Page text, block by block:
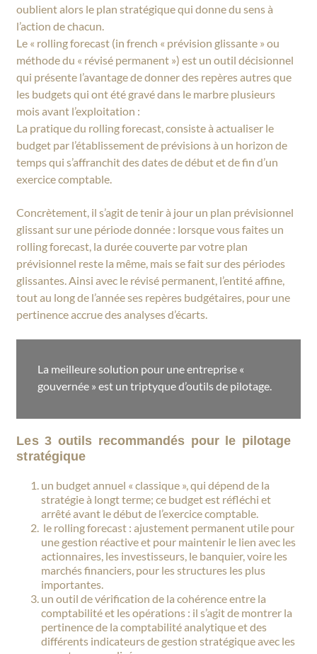
oublient alors le plan stratégique qui donne du sens à
l’action de chacun.
Le « rolling forecast (in french « prévision glissante » ou
méthode du « révisé permanent ») est un outil décisionnel
qui présente l’avantage de donner des repères autres que
les budgets qui ont été gravé dans le marbre plusieurs
mois avant l’exploitation :
La pratique du rolling forecast, consiste à actualiser le
budget par l’établissement de prévisions à un horizon de
temps qui s’affranchit des dates de début et de fin d’un
exercice comptable.
Concrètement, il s’agit de tenir à jour un plan prévisionnel
glissant sur une période donnée : lorsque vous faites un
rolling forecast, la durée couverte par votre plan
prévisionnel reste la même, mais se fait sur des périodes
glissantes. Ainsi avec le révisé permanent, l’entité affine,
tout au long de l’année ses repères budgétaires, pour une
pertinence accrue des analyses d’écarts.
La meilleure solution pour une entreprise «
gouvernée » est un triptyque d’outils de pilotage.
Les 3 outils recommandés pour le pilotage
stratégique
un budget annuel « classique », qui dépend de la
stratégie à longt terme; ce budget est réfléchi et
arrêté avant le début de l’exercice comptable.
le rolling forecast : ajustement permanent utile pour
une gestion réactive et pour maintenir le lien avec les
actionnaires, les investisseurs, le banquier, voire les
marchés financiers, pour les structures les plus
importantes.
un outil de vérification de la cohérence entre la
comptabilité et les opérations : il s’agit de montrer la
pertinence de la comptabilité analytique et des
différents indicateurs de gestion stratégique avec les